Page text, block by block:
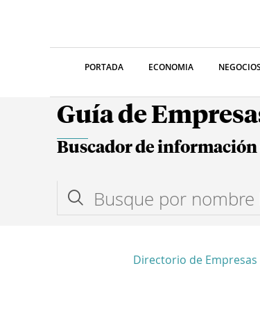
PORTADA ECONOMIA NEGOCIOS
Guía de
Buscador de información
Directorio de Empresas